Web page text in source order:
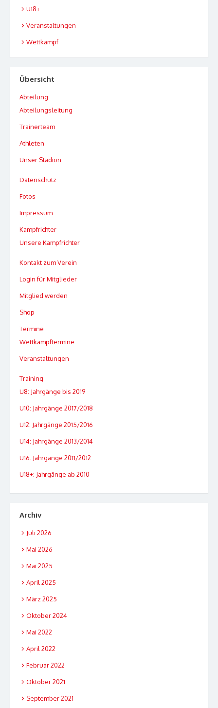
U18+
Veranstaltungen
Wettkampf
Übersicht
Abteilung
Abteilungsleitung
Trainerteam
Athleten
Unser Stadion
Datenschutz
Fotos
Impressum
Kampfrichter
Unsere Kampfrichter
Kontakt zum Verein
Login für Mitglieder
Mitglied werden
Shop
Termine
Wettkampftermine
Veranstaltungen
Training
U8: Jahrgänge bis 2019
U10: Jahrgänge 2017/2018
U12: Jahrgänge 2015/2016
U14: Jahrgänge 2013/2014
U16: Jahrgänge 2011/2012
U18+: Jahrgänge ab 2010
Archiv
Juli 2026
Mai 2026
Mai 2025
April 2025
März 2025
Oktober 2024
Mai 2022
April 2022
Februar 2022
Oktober 2021
September 2021